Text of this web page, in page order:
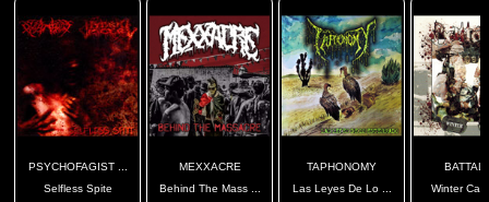
PSYCHOFAGIST ...
Selfless Spite
MEXXACRE
Behind The Mass ...
TAPHONOMY
Las Leyes De Lo ...
Winter